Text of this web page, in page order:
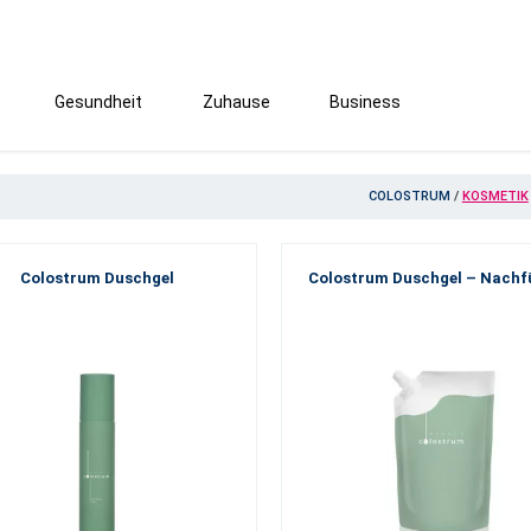
Gesundheit Zuhause Business
COLOSTRUM / KOSMETIK
Colostrum Duschgel Colostrum Duschgel –